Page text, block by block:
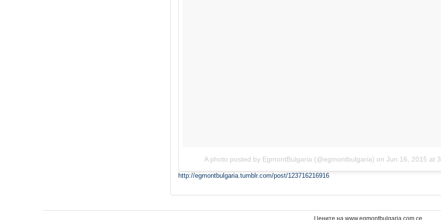
A photo posted by EgmontBulgaria (@egmontbulgaria) onJun 16, 2015 at
http://egmontbulgaria.tumblr.com/post/123716216916
Цените на www.egmontbulgaria.com се